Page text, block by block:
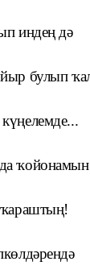
индең дә
булып
ҡойонамын